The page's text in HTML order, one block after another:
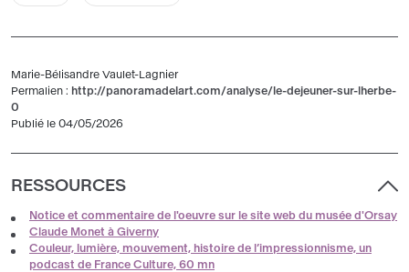
Marie-Bélisandre Vaulet-Lagnier
Permalien : http://panoramadelart.com/analyse/le-dejeuner-sur-lherbe-
0
Publié le 04/05/2026
RESSOURCES
Notice et commentaire de l'oeuvre sur le site web du musée d'Orsay
Claude Monet à Giverny
Couleur, lumière, mouvement, histoire de l’impressionnisme, un
podcast de France Culture, 60 mn